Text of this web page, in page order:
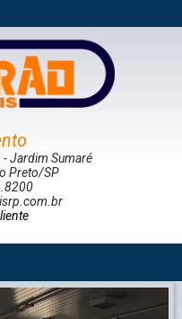
- Jardim Sumaré
Preto/SP